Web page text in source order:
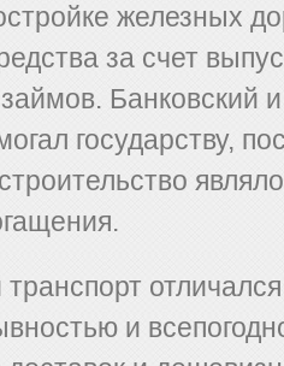
железных
за счет
Банковский
государству,
и